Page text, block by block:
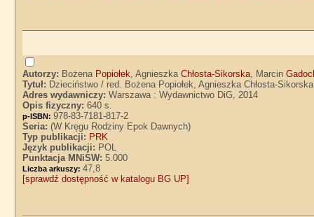
Autorzy: Bożena Popiołek, AgnieszkaChłosta-Sikorska, Marcin
Tytuł: Dzieciństwo / red. Bożena Popiołek, Agnieszka Chłosta-
Adres wydawniczy:Warszawa : Wydawnictwo DiG, 2014
Opis fizyczny:640 s.
p-ISBN:978-83-7181-817-2
Seria:(W Kręgu Rodziny Epok Dawnych)
Typ publikacji: PRK
Język publikacji: POL
Punktacja MNiSW:5.000
Liczba arkuszy:47,8
[sprawdź dostępność w katalogu BG UP]